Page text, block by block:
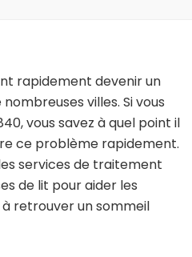
rapidement devenir un
villes. Si vous
vous savez à quel point il
ce problème rapidement.
services de traitement
de lit pour aider les
retrouver un sommeil